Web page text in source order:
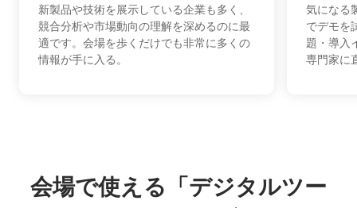
新製品や技術を展示している企業も多く、
競合分析や市場動向の理解を深めるのに最
適です。会場を歩くだけでも非常に多くの
情報が手に入る。
気になる
でデモを
題・導入
専門家に
会場で使える「デジタルツー